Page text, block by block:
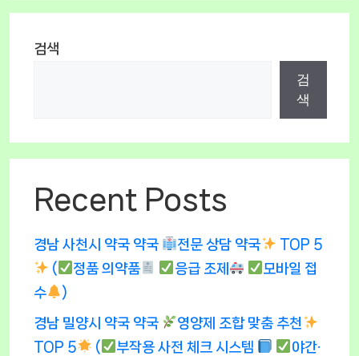
검색
검
색
Recent Posts
경남 사천시 약국 약국 전문 상담 약국
TOP 5
(
정품 의약품 응급 조제
모바일 접
수
)
경남 밀양시 약국 약국
영양제 조합 맞춤 추천
TOP 5
( 부작용 사전 체크 시스템
야간·